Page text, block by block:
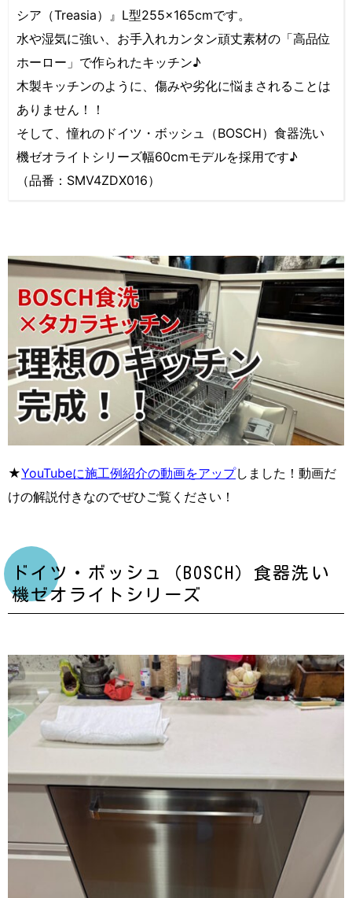
シア（Treasia）』L型255×165cmです。
水や湿気に強い、お手入れカンタン頑丈素材の「高品位
ホーロー」で作られたキッチン♪
木製キッチンのように、傷みや劣化に悩まされることは
ありません！！
そして、憧れのドイツ・ボッシュ（BOSCH）食器洗い
機ゼオライトシリーズ幅60cmモデルを採用です♪
（品番：SMV4ZDX016）
★YouTubeに施工例紹介の動画をアップしました！動画だ
けの解説付きなのでぜひご覧ください！
ドイツ・ボッシュ（BOSCH）食器洗い
機ゼオライトシリーズ